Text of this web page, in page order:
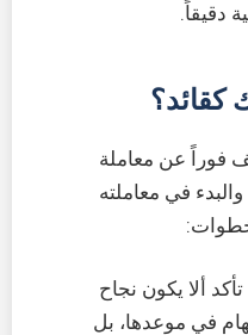
دقيقاً.
كقائد؟
فوراً عن معاملة
في معاملته
تأكد ألا يكون نجاح
في موعدها، بل